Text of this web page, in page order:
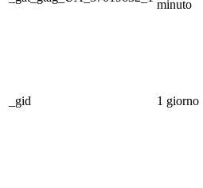
minuto
_gid 1 giorno